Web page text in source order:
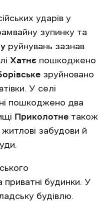
ударів у
зупинку та
руйнувань зазнав
Хатнє пошкоджено
зруйновано
У селі
пошкоджено два
Приколотне також
житлові забудови й
будинки. У
будівлю.